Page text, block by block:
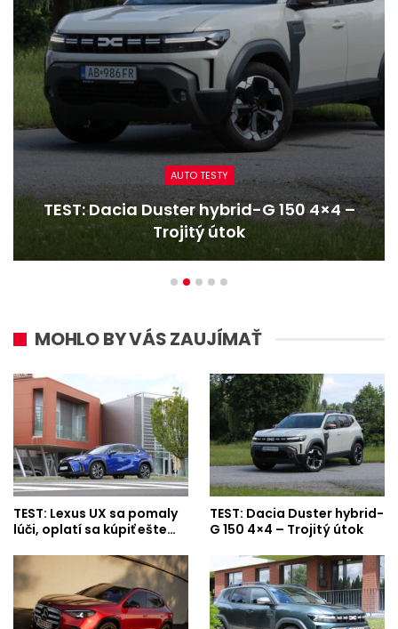
CESTOVANIE
Reportáž: Renaultom Trafic z
hôr na najkratšie…
MOHLO BY VÁS ZAUJÍMAŤ
TEST: Lexus UX sa pomaly
lúči, oplatí sa kúpiť ešte…
TEST: Dacia Duster hybrid-
G 150 4×4 – Trojitý útok